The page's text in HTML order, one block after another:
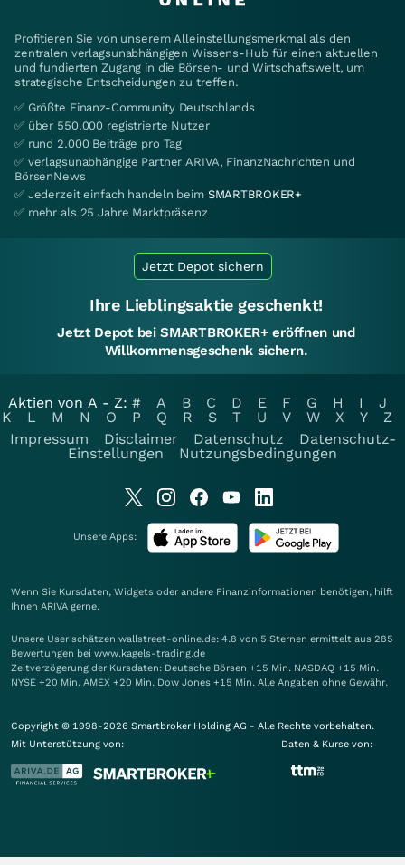
Profitieren Sie von unserem Alleinstellungsmerkmal als den
zentralen verlagsunabhängigen Wissens-Hub für einen aktuellen
und fundierten Zugang in die Börsen- und Wirtschaftswelt, um
strategische Entscheidungen zu treffen.
✅ Größte Finanz-Community Deutschlands
✅ über 550.000 registrierte Nutzer
✅ rund 2.000 Beiträge pro Tag
✅ verlagsunabhängige Partner ARIVA, FinanzNachrichten und
BörsenNews
✅ Jederzeit einfach handeln beim SMARTBROKER+
✅ mehr als 25 Jahre Marktpräsenz
Jetzt Depot sichern
Ihre Lieblingsaktie geschenkt!
Jetzt Depot bei SMARTBROKER+ eröffnen und
Willkommensgeschenk sichern.
Aktien von A - Z: # A B C D E F G H I
J
K
L M N O P Q R S T U V W X Y
Z
Impressum
Disclaimer Datenschutz
Datenschutz-
Einstellungen
Nutzungsbedingungen
Unsere Apps:
Wenn Sie Kursdaten, Widgets oder andere Finanzinformationen benötigen, hilft
Ihnen ARIVA gerne.
Unsere User schätzen wallstreet-online.de: 4.8 von 5 Sternen ermittelt aus 285
Bewertungen bei www.kagels-trading.de
Zeitverzögerung der Kursdaten: Deutsche Börsen +15 Min. NASDAQ +15 Min.
NYSE +20 Min. AMEX +20 Min. Dow Jones +15 Min. Alle Angaben ohne Gewähr.
Copyright © 1998-2026 Smartbroker Holding AG - Alle Rechte vorbehalten.
Mit Unterstützung von:
Daten & Kurse von: